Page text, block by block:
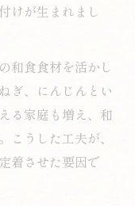
けが生まれまし
和食食材を活かし
ぎ、にんじんとい
る家庭も増え、和
うした工夫が、
着させた要因で